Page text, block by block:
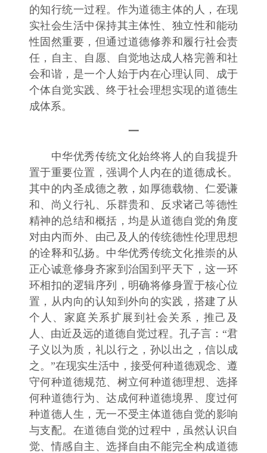
的知行统一过程。作为道德主体的人，在现
实社会生活中保持其主体性、独立性和能动
性固然重要，但通过道德修养和履行社会责
任，自主、自愿、自觉地达成人格完善和社
会和谐，是一个人始于内在心理认同、成于
个体自觉实践、终于社会理想实现的道德生
成体系。
一
中华优秀传统文化始终将人的自我提升
置于重要位置，强调个人内在的道德成长。
其中的内圣成德之教，如厚德载物、仁爱谦
和、尚义行礼、乐群贵和、反求诸己等德性
精神的总结和概括，均是从道德自觉的角度
对由内而外、由己及人的传统德性伦理思想
的诠释和弘扬。中华优秀传统文化推崇的从
正心诚意修身齐家到治国到平天下，这一环
环相扣的逻辑序列，明确将修身置于核心位
置，从内向的认知到外向的实践，搭建了从
个人、家庭关系扩展到社会关系，推己及
人、由近及远的道德自觉过程。孔子言：“君
子义以为质，礼以行之，孙以出之，信以成
之。”在现实生活中，接受何种道德观念、遵
守何种道德规范、树立何种道德理想、选择
何种道德行为、达成何种道德境界、度过何
种道德人生，无一不受主体道德自觉的影响
与支配。在道德自觉的过程中，虽然认识自
觉、情感自主、选择自由不能完全构成道德